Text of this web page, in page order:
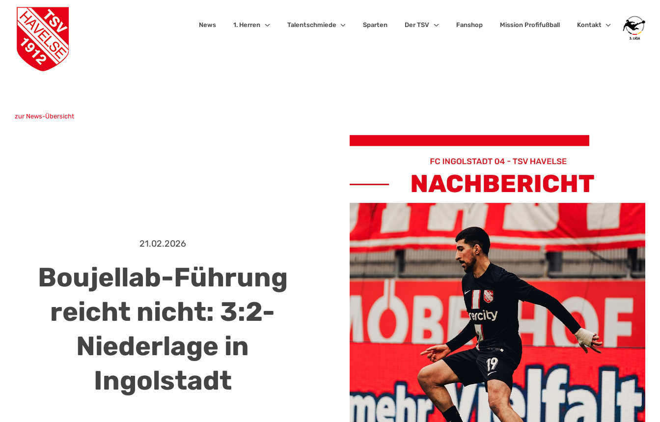
Zum
Inhalt
springen
News 1. Herren Talentschmiede Sparten Der TSV Fanshop Mission Profifußball Kontakt
zur News-Übersicht
21.02.2026
Boujellab-Führung
reicht nicht: 3:2-
Niederlage in
Ingolstadt